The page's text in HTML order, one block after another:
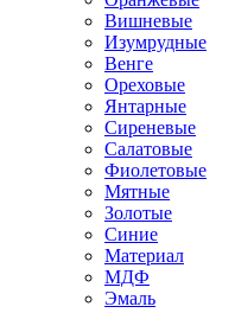
Вишневые
Изумрудные
Венге
Ореховые
Янтарные
Сиреневые
Салатовые
Фиолетовые
Мятные
Золотые
Синие
Материал
МДФ
Эмаль